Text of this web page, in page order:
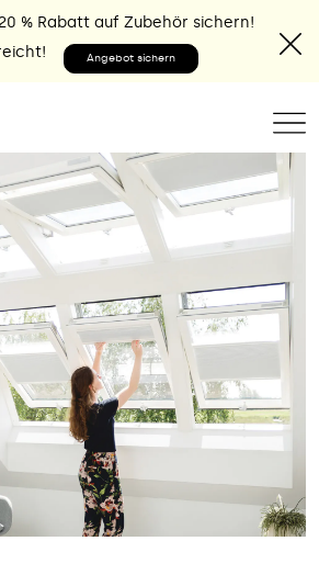
% Rabatt auf Zubehör sichern!
Angebot sichern